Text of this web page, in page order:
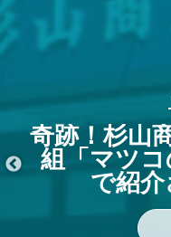
奇跡！杉山
組「マツコ
で紹介